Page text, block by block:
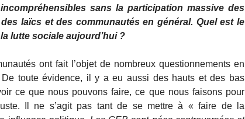
sans la participation massive des
laïcs et des communautés en général. Quel est le
lutte sociale aujourd’hui ?
ont fait l’objet de nombreux questionnements en
toute évidence, il y a eu aussi des hauts et des bas
ce que nous pouvons faire, ce que nous faisons pour
Il ne s’agit pas tant de se mettre à « faire de la